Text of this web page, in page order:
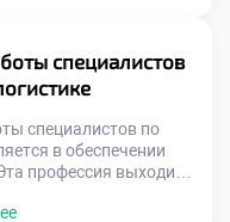
формирования
процесс
Наставники
на […]
специалистов
специалистов по
в обеспечении
профессия выходит
невидимый